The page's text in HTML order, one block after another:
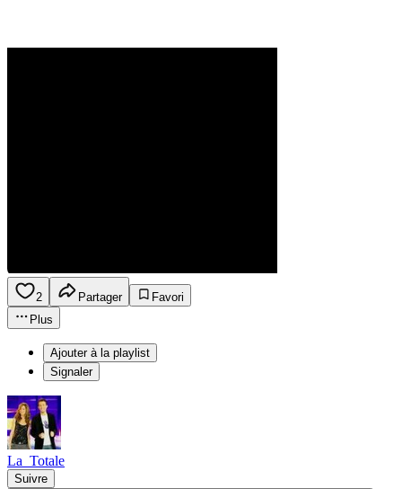
2 Partager
Favori
Plus
Ajouter à la playlist
Signaler
La_Totale
Suivre